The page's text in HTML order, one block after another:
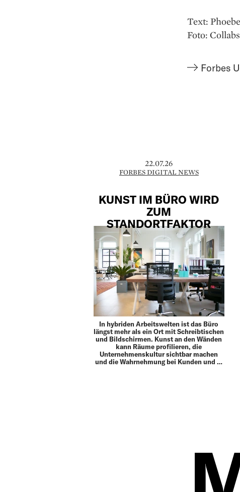
Text:
Foto:
Forbes
22.07.26
FORBES DIGITAL NEWS
KUNST IM BÜRO WIRD
ZUM
STANDORTFAKTOR
In hybriden Arbeitswelten ist das Büro
längst mehr als ein Ort mit Schreibtischen
und Bildschirmen. Kunst an den Wänden
kann Räume profilieren, die
Unternehmenskultur sichtbar machen
und die Wahrnehmung bei Kunden und …